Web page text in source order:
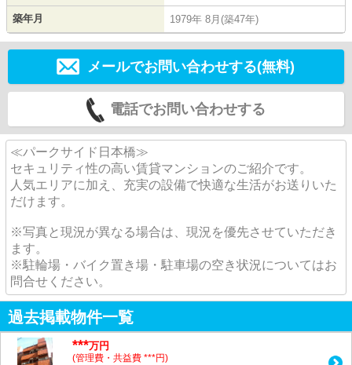
築年月 1979年 8月(築47年)
メールでお問い合わせする(無料)
電話でお問い合わせする
≪パークサイド日本橋≫
セキュリティ性の高い賃貸マンションのご紹介です。
人気エリアに加え、充実の設備で快適な生活がお送りいた
だけます。
※写真と現況が異なる場合は、現況を優先させていただき
ます。
※駐輪場・バイク置き場・駐車場の空き状況についてはお
問合せください。
過去掲載物件一覧
***万円
(管理費・共益費 ***円)